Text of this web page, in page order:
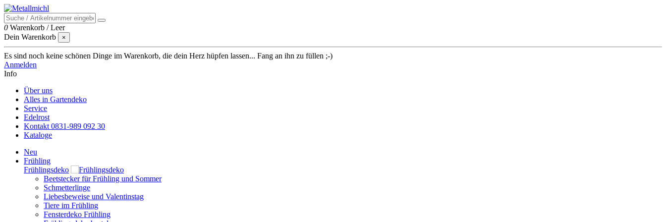
0 Warenkorb /Leer
Dein Warenkorb
×
Es sind noch keine schönen Dinge im Warenkorb, die dein Herz hüpfen lassen... Fang an ihn zu füllen ;-)
Anmelden
Info
Über uns
Alles in Gartendeko
Service
Edelrost
Kontakt 0831-989 092 30
Kataloge
Neu
Frühling
Frühlingsdeko
Beetstecker für Frühling und Sommer
Schmetterlinge
Liebesbeweise und Valentinstag
Tiere im Frühling
Fensterdeko Frühling